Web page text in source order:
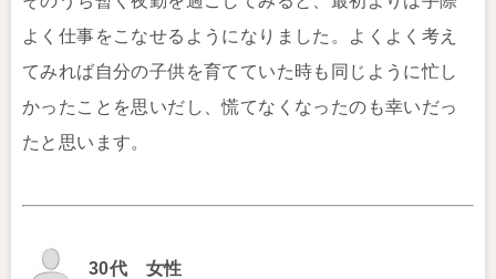
よく仕事をこなせるようになりました。よくよく考え
てみれば自分の子供を育てていた時も同じように忙し
かったことを思いだし、慌てなくなったのも幸いだっ
たと思います。
30代 女性